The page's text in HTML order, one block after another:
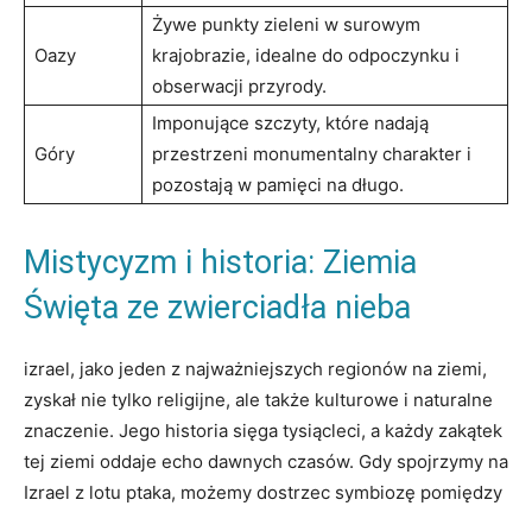
Oazy
Żywe punkty zieleni w surowym
krajobrazie, idealne do odpoczynku i
obserwacji przyrody.
Góry
Imponujące szczyty, które nadają
przestrzeni monumentalny charakter i
pozostają w pamięci na długo.
Mistycyzm i historia: Ziemia
Święta ze zwierciadła nieba
izrael, jako jeden z najważniejszych regionów na ziemi,
zyskał nie tylko religijne, ale także kulturowe i naturalne
znaczenie. Jego historia sięga tysiącleci, a każdy zakątek
tej ziemi oddaje echo dawnych czasów. Gdy spojrzymy na
Izrael z lotu ptaka, możemy dostrzec symbiozę pomiędzy